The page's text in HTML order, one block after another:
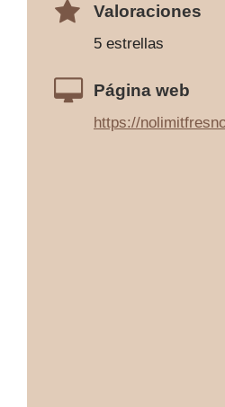
Valoraciones
5 estrellas
Página web
https://